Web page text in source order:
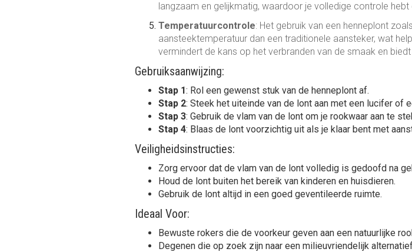
langzaam en gelijkmatig, waardoor je volledige controle hebt
Temperatuurcontrole: Het gebruik van een henneplont
aansteektemperatuur dan een traditionele aansteker, wat
vermindert de kans op het verbranden van de smaak en
Gebruiksaanwijzing:
Stap 1: Rol een gewenst stuk van de henneplont af.
Stap 2: Steek het uiteinde van de lont aan met een lucifer of
Stap 3: Gebruik de vlam van de lont om je rookwaar aan te
Stap 4: Blaas de lont voorzichtig uit als je klaar bent met
Veiligheidsinstructies:
Zorg ervoor dat de vlam van de lont volledig is gedoofd na
Houd de lont buiten het bereik van kinderen en huisdieren.
Gebruik de lont altijd in een goed geventileerde ruimte.
Ideaal Voor:
Bewuste rokers die de voorkeur geven aan een natuurlijke
Degenen die op zoek zijn naar een milieuvriendelijk